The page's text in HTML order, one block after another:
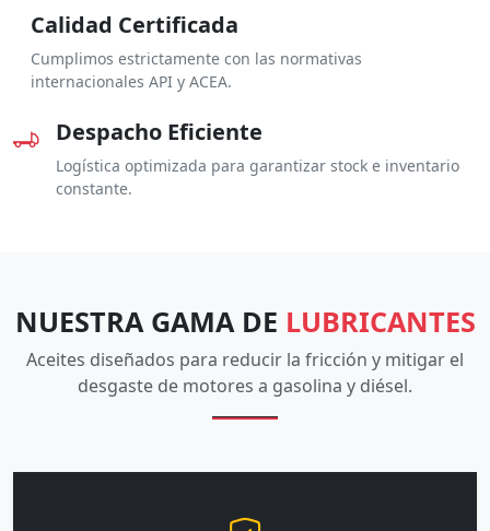
Calidad Certificada
Cumplimos estrictamente con las normativas
internacionales API y ACEA.
Despacho Eficiente
Logística optimizada para garantizar stock e inventario
constante.
NUESTRA GAMA DE LUBRICANTES
Aceites diseñados para reducir la fricción y mitigar el
desgaste de motores a gasolina y diésel.